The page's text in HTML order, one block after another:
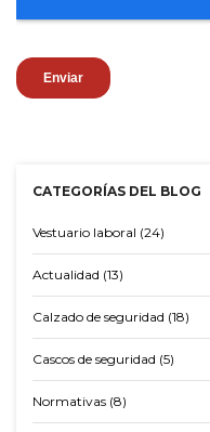
CATEGORÍAS DEL BLOG
Vestuario laboral (24)
Actualidad (13)
Calzado de seguridad (18)
Cascos de seguridad (5)
Normativas (8)